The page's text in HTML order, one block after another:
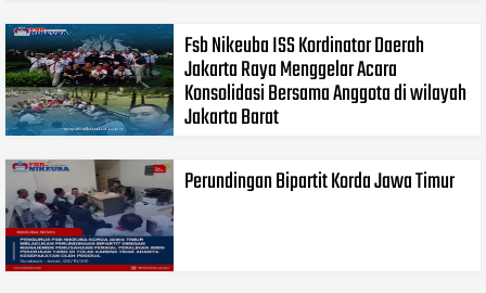
Fsb Nikeuba ISS Kordinator Daerah
Jakarta Raya Menggelar Acara
Konsolidasi Bersama Anggota di wilayah
Jakarta Barat
Perundingan Bipartit Korda Jawa Timur